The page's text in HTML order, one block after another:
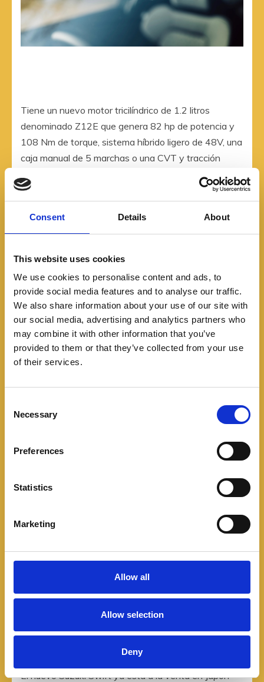
Consent Details About
This website uses cookies
We use cookies to personalise content and ads, to
provide social media features and to analyse our traffic.
We also share information about your use of our site with
our social media, advertising and analytics partners who
may combine it with other information that you’ve
provided to them or that they’ve collected from your use
of their services.
Necessary
Preferences
Statistics
Marketing
Allow all
Allow selection
Deny
Tiene un nuevo motor tricilíndrico de 1.2 litros
denominado Z12E que genera 82 hp de potencia y
108 Nm de torque, sistema híbrido ligero de 48V, una
caja manual de 5 marchas o una CVT y tracción
Mantiene la plataforma HEARTECH, la suspensión
delantera tipo McPherson y la trasera con barra de
torsión, además de los frenos traseros de tambor.
El nuevo Suzuki Swift ya está a la venta en Japón